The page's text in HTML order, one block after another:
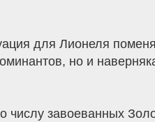
для Лионеля
но и
завоеванных